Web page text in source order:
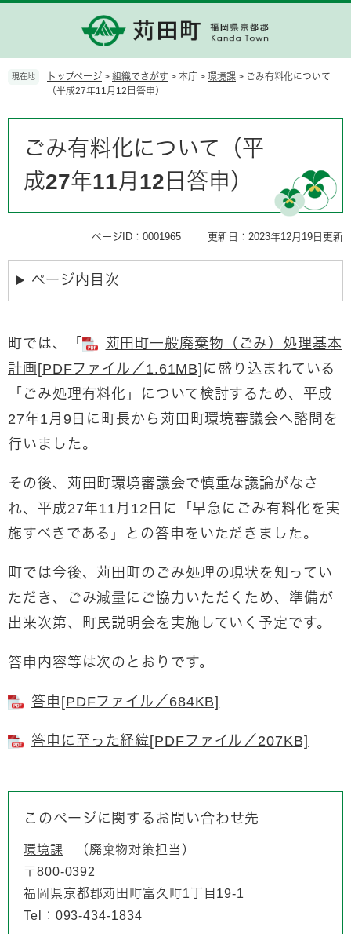
の
す。
ー
し
現在地 トップページ > 組織でさがす > 本庁 > 環境課 > ごみ有料化について
（平成27年11月12日答申）
ごみ有料化について（平
成27年11月12日答申）
ページID：0001965 更新日：2023年12月19日更新
ページ内目次
町では、「
苅田町一般廃棄物（ごみ）処理基本
計画[PDFファイル／1.61MB] に盛り込まれている
「ごみ処理有料化」について検討するため、平成
27年1月9日に町長から苅田町環境審議会へ諮問を
行いました。
その後、苅田町環境審議会で慎重な議論がなさ
れ、平成27年11月12日に「早急にごみ有料化を実
施すべきである」との答申をいただきました。
町では今後、苅田町のごみ処理の現状を知ってい
ただき、ごみ減量にご協力いただくため、準備が
出来次第、町民説明会を実施していく予定です。
答申内容等は次のとおりです。
答申[PDFファイル／684KB]
答申に至った経緯[PDFファイル／207KB]
このページに関するお問い合わせ先
環境課
廃棄物対策担当
〒800-0392
福岡県京都郡苅田町富久町1丁目19-1
Tel：093-434-1834